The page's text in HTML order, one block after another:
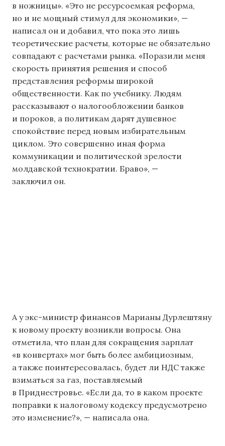
в ножницы». «Это не ресурсоемкая реформа,
но и не мощный стимул для экономики», —
написал он и добавил, что пока это лишь
теоретические расчеты, которые не обязательно
совпадают с расчетами рынка. «Поразили меня
скорость принятия решения и способ
представления реформы широкой
общественности. Как по учебнику. Людям
рассказывают о налогообложении банков
и пороков, а политикам дарят душевное
спокойствие перед новым избирательным
циклом. Это совершенно иная форма
коммуникации и политической зрелости
молдавской технократии. Браво», —
заключил он.
А у экс-министр финансов Марианы Дурлештяну
к новому проекту возникли вопросы. Она
отметила, что план для сокращения зарплат
«в конвертах» мог быть более амбициозным,
а также поинтересовалась, будет ли НДС также
взиматься за газ, поставляемый
в Приднестровье. «Если да, то в каком проекте
поправки к налоговому кодексу предусмотрено
это изменение?», — написала она.